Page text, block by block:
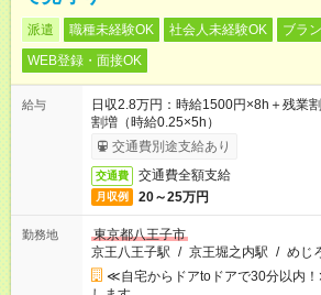
派遣 職種未経験OK 社会人未経験OK
ブラ
WEB登録・面接OK
給与
日収2.8万円：時給1500円×8h＋残業
割増（時給0.25×5h）
交通費別途支給あり
交通費 交通費全額支給
月収例 20～25万円
勤務地
東京都八王子市
京王八王子駅 / 京王堀之内駅 / めじ
≪自宅からドアtoドアで30分以内